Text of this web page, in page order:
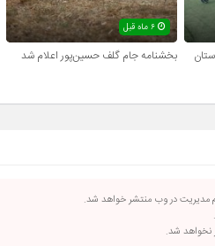
۶ ماه قبل
بخشنامه جام گلف حسین‌پور اعلام شد
مدیریت در وب منتشر خواهد شد.
نخواهد شد.